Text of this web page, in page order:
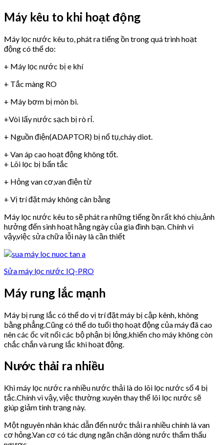
Máy kêu to khi hoạt động
Máy lọc nước kêu to, phát ra tiếng ồn trong quá trình hoạt
động có thể do:
+ Máy lọc nước bị e khí
+ Tắc màng RO
+ Máy bơm bị mòn bi.
+Vòi lấy nước sạch bị rò rỉ.
+ Nguồn điện(ADAPTOR) bị nổ tụ,cháy diot.
+ Van áp cao hoạt động không tốt.
+ Lõi lọc bị bẩn tắc
+ Hỏng van cơ,van điện từ
+ Vị trí đặt máy không cân bằng
Máy lọc nước kêu to sẽ phát ra những tiếng ồn rất khó chịu,ảnh
hưởng đến sinh hoạt hằng ngày của gia đình bạn. Chính vì
vậy,việc sửa chữa lỗi này là cần thiết
Sửa máy lọc nước IQ-PRO
Máy rung lắc mạnh
Máy bị rung lắc có thể do vị trí đặt máy bị cập kênh, không
bằng phẳng.Cũng có thể do tuổi thọ hoạt động của máy đã cao
nên các ốc vít nối các bộ phận bị lỏng,khiến cho máy không còn
chắc chắn và rung lắc khi hoạt động.
Nước thải ra nhiều
Khi máy lọc nước ra nhiều nước thải là do lõi lọc nước số 4 bị
tắc.Chính vì vậy, việc thường xuyên thay thế lõi lọc nước sẽ
giúp giảm tình trạng này.
Một nguyên nhân khác dẫn đến nước thải ra nhiều chính là van
cơ hỏng.Van cơ có tác dụng ngăn chặn dòng nước thẩm thấu